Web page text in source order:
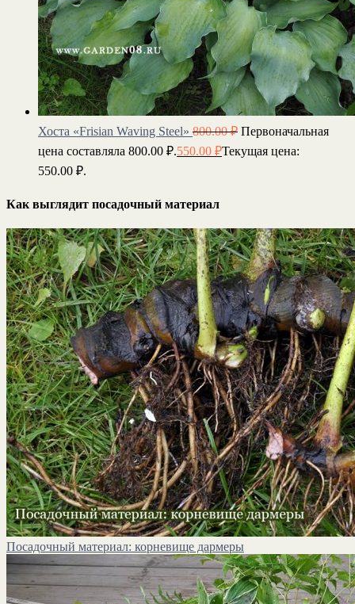
Хоста «Frisian Waving Steel» 800.00₽ Первоначальная
цена составляла 800.00 ₽.550.00 ₽Текущая цена:
550.00 ₽.
Как выглядит посадочный материал
Посадочный материал: корневище дармеры